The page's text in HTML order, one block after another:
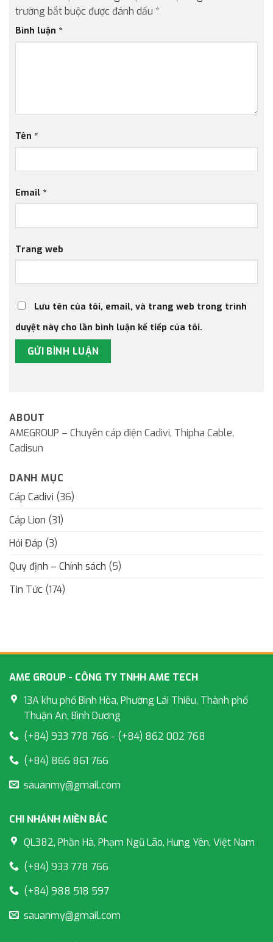
trường bắt buộc được đánh dấu *
Bình luận *
Tên *
Email *
Trang web
Lưu tên của tôi, email, và trang web trong trình
duyệt này cho lần bình luận kế tiếp của tôi.
ABOUT
AMEGROUP – Chuyên cáp điện Cadivi, Thipha Cable,
Cadisun
DANH MỤC
Cáp Cadivi (36)
Cáp Lion (31)
Hỏi Đáp (3)
Quy định – Chính sách (5)
Tin Tức (174)
AME GROUP - CÔNG TY TNHH AME TECH
13A khu phố Bình Hòa, Phường Lái Thiêu, Thành phố
Thuận An, Bình Dương
(+84) 933 778 766 - (+84) 862 002 768
(+84) 866 861 766
sauanmy@gmail.com
CHI NHÁNH MIỀN BẮC
QL382, Phần Hà, Phạm Ngũ Lão, Hưng Yên, Việt Nam
(+84) 933 778 766
(+84) 988 518 597
sauanmy@gmail.com